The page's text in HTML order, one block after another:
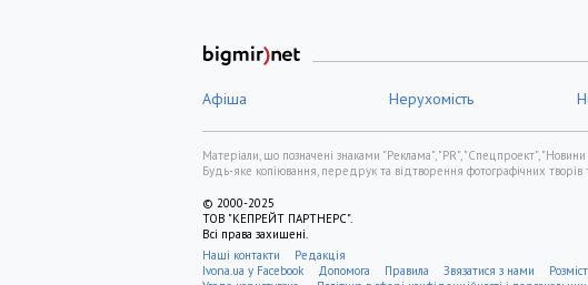
Афіша Нерухомість
Матеріали, що позначені знаками "Реклама", "PR", "Спецпроект",
Будь-яке копіювання, передрук та відтворення фотографічних творів
© 2000-2025
ТОВ "КЕПРЕЙТ ПАРТНЕРС".
Всі права захищені.
Наші контакти
Редакція
Ivona.ua у Facebook
Допомога Правила Звязатися з нами